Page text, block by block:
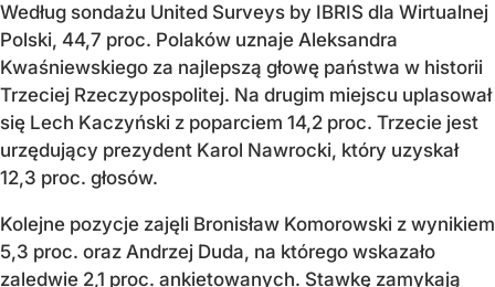
Według sondażu United Surveys by IBRIS dla Wirtualnej
Polski, 44,7 proc. Polaków uznaje Aleksandra
Kwaśniewskiego za najlepszą głowę państwa w historii
Trzeciej Rzeczypospolitej. Na drugim miejscu uplasował
się Lech Kaczyński z poparciem 14,2 proc. Trzecie jest
urzędujący prezydent Karol Nawrocki, który uzyskał
12,3 proc. głosów.
Kolejne pozycje zajęli Bronisław Komorowski z wynikiem
5,3 proc. oraz Andrzej Duda, na którego wskazało
zaledwie 2,1 proc. ankietowanych. Stawkę zamykają